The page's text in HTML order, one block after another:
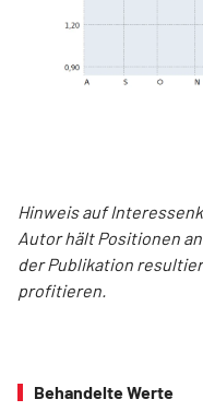
Hinweis auf
Autor hält Positionen
der Publikation
profitieren.
Behandelte Werte